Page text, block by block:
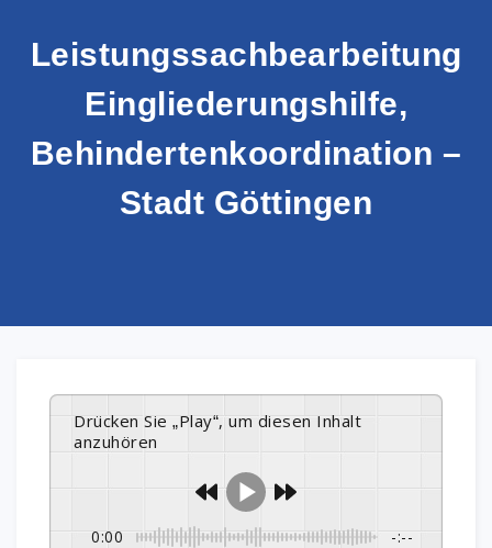
Leistungssachbearbeitung
Eingliederungshilfe,
Behindertenkoordination –
Stadt Göttingen
Drücken Sie „Play“, um diesen Inhalt
anzuhören
0:00 -:--